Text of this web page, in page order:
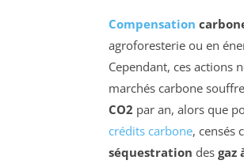
Compensation
agroforesterie ou en
Cependant, ces actions
marchés carbone
CO2 par an, alors que
crédits carbone, censés
séquestration des gaz